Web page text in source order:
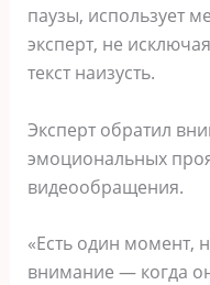
паузы, использует
эксперт, не
текст наизусть.
Эксперт обратил
эмоциональных
видеообращения.
«Есть один момент,
внимание — когда